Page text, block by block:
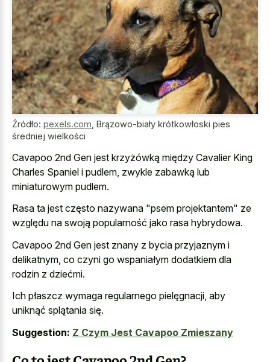
Źródło: pexels.com Brązowo-biały krótkowłoski pies
średniej wielkości
Cavapoo 2nd Gen jest krzyżówką między Cavalier King
Charles Spaniel i pudlem, zwykle zabawką lub
miniaturowym pudlem.
Rasa ta jest często nazywana "psem projektantem" ze
względu na swoją popularność jako rasa hybrydowa.
Cavapoo 2nd Gen jest znany z bycia przyjaznym i
delikatnym, co czyni go wspaniałym dodatkiem dla
rodzin z dziećmi.
Ich płaszcz wymaga regularnego pielęgnacji, aby
uniknąć splątania się.
Suggestion: Z Czym Jest Cavapoo Zmieszany